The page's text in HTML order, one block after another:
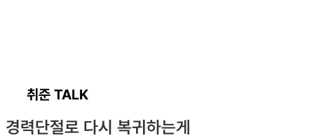
취준 TALK
경력단절로 다시 복귀하는게